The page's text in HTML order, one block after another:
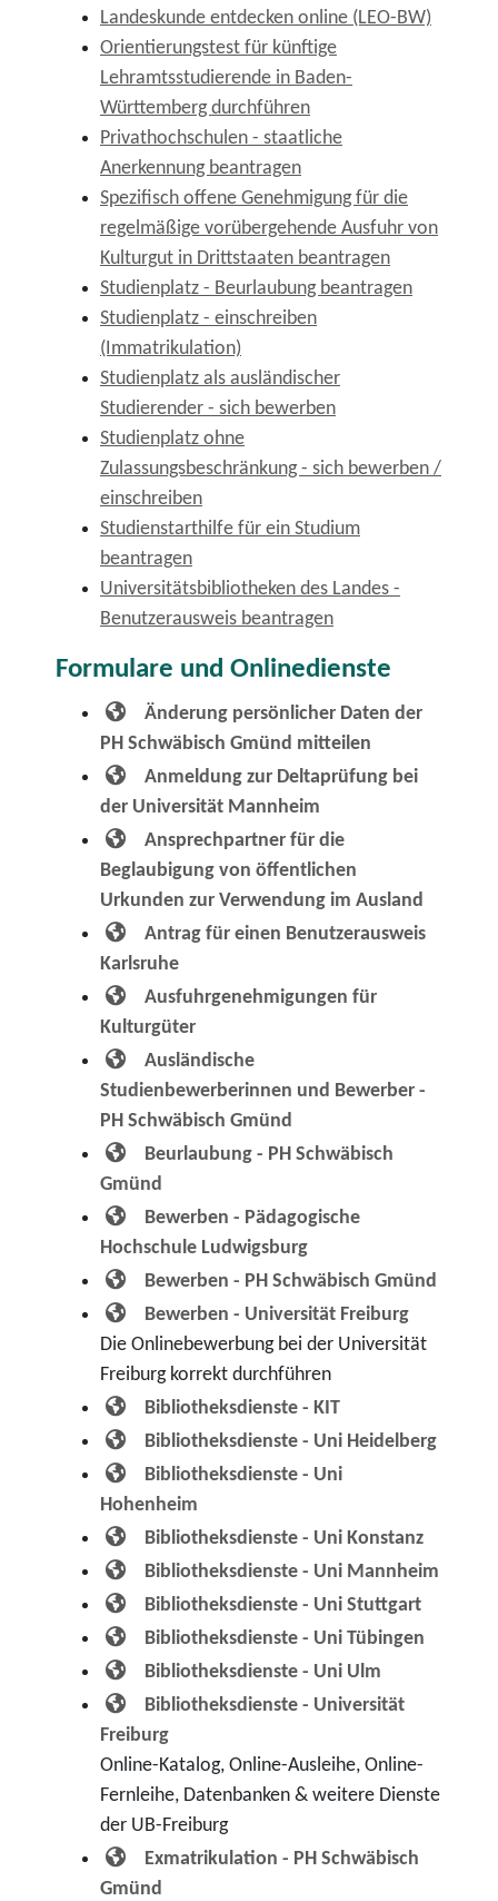
Landeskunde entdecken online (LEO-BW)
Orientierungstest für künftige
Lehramtsstudierende in Baden-
Württemberg durchführen
Privathochschulen - staatliche
Anerkennung beantragen
Spezifisch offene Genehmigung für die
regelmäßige vorübergehende Ausfuhr von
Kulturgut in Drittstaaten beantragen
Studienplatz - Beurlaubung beantragen
Studienplatz - einschreiben
(Immatrikulation)
Studienplatz als ausländischer
Studierender - sich bewerben
Studienplatz ohne
Zulassungsbeschränkung - sich bewerben /
einschreiben
Studienstarthilfe für ein Studium
beantragen
Universitätsbibliotheken des Landes -
Benutzerausweis beantragen
Formulare und Onlinedienste
Änderung persönlicher Daten der
PH Schwäbisch Gmünd mitteilen
Anmeldung zur Deltaprüfung bei
der Universität Mannheim
Ansprechpartner für die
Beglaubigung von öffentlichen
Urkunden zur Verwendung im Ausland
Antrag für einen Benutzerausweis
Karlsruhe
Ausfuhrgenehmigungen für
Kulturgüter
Ausländische
Studienbewerberinnen und Bewerber -
PH Schwäbisch Gmünd
Beurlaubung - PH Schwäbisch
Gmünd
Bewerben - Pädagogische
Hochschule Ludwigsburg
Bewerben - PH Schwäbisch Gmünd
Bewerben - Universität Freiburg
Die Onlinebewerbung bei der Universität
Freiburg korrekt durchführen
Bibliotheksdienste - KIT
Bibliotheksdienste - Uni Heidelberg
Bibliotheksdienste - Uni
Hohenheim
Bibliotheksdienste - Uni Konstanz
Bibliotheksdienste - Uni Mannheim
Bibliotheksdienste - Uni Stuttgart
Bibliotheksdienste - Uni Tübingen
Bibliotheksdienste - Uni Ulm
Bibliotheksdienste - Universität
Freiburg
Online-Katalog, Online-Ausleihe, Online-
Fernleihe, Datenbanken & weitere Dienste
der UB-Freiburg
Exmatrikulation - PH Schwäbisch
Gmünd